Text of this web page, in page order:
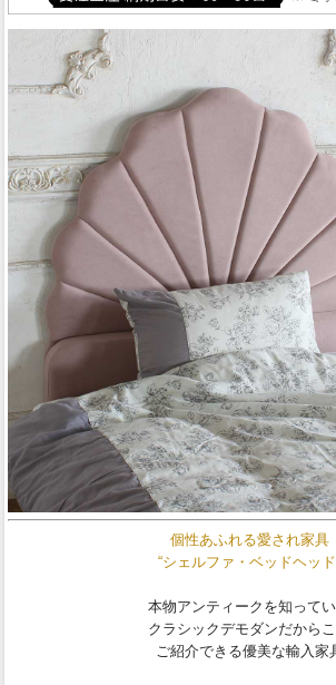
個性あふれる愛され家具
“シェルファ・ベッドヘッド
本物アンティークを知って
クラシックデモダンだから
ご紹介できる優美な輸入家